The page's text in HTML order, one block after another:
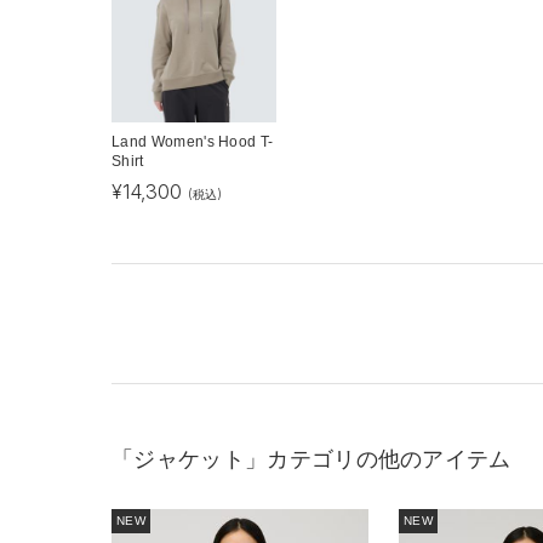
Land Women's Hood T-
Shirt
¥14,300 (税込)
「ジャケット」カテゴリの他のアイテム
NEW NEW